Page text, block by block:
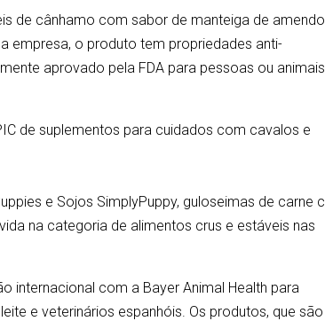
de cânhamo com sabor de manteiga de
empresa, o produto tem propriedades anti-
aprovado pela FDA para pessoas ou
de suplementos para cuidados com cavalos e
e Sojos SimplyPuppy, guloseimas de carne
na categoria de alimentos crus e estáveis nas
internacional com a Bayer Animal Health para
e veterinários espanhóis. Os produtos, que são